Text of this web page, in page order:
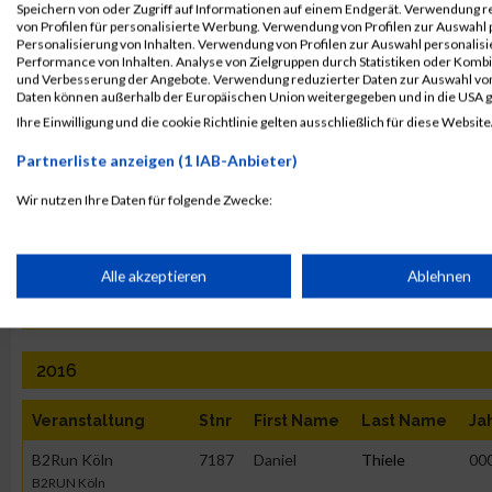
2017
Veranstaltung Stnr First Name Last Name
B2Run Köln
B2Run Köln
7912 Daniel Thiele
B2Run Köln 7912 Daniel
B2Run Köln 7912
2016
Veranstaltung Stnr First Name Last Name
B2Run Köln
B2RUN Köln
7187 Daniel Thiele
Speichern von oder Zugriff auf Informationen auf einem Endgerät. Verwendung
von Profilen für personalisierte Werbung. Verwendung von Profilen zur
Personalisierung von Inhalten. Verwendung von Profilen zur Auswahl
Performance von Inhalten. Analyse von Zielgruppen durch Statistiken oder
und Verbesserung der Angebote. Verwendung reduzierter Daten zur Auswahl
Daten können außerhalb der Europäischen Union weitergegeben und in die USA
Ihre Einwilligung und die cookie Richtlinie gelten ausschließlich für diese
Partnerliste anzeigen (1 IAB-Anbieter)
Wir nutzen Ihre Daten für folgende Zwecke:
Speichern von oder Zugriff auf Informationen auf einem
Verwendung von Profilen zur Auswahl personalisierter Werbung
Alle akzeptieren Ablehnen